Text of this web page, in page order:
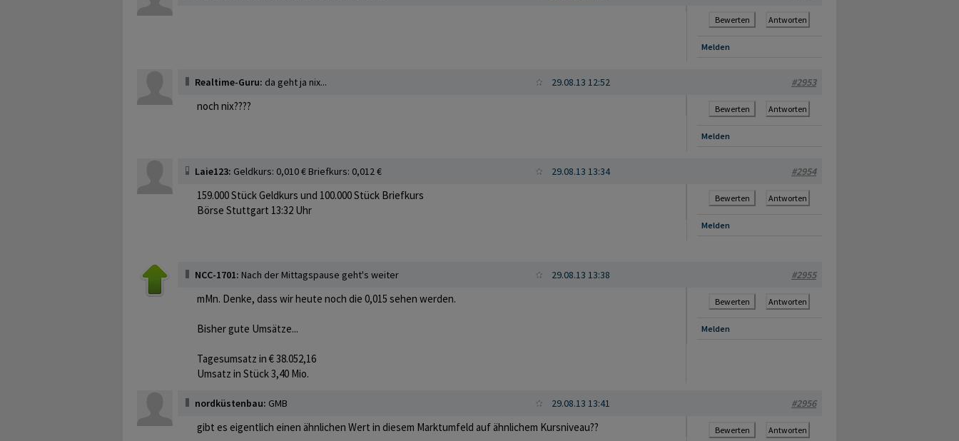
Bewerten Antworten
Melden
Realtime-Guru: da geht ja nix... 29.08.13 12:52 #2953
noch nix???? Bewerten Antworten
Melden
Laie123: Geldkurs: 0,010 € Briefkurs: 0,012 € 29.08.13 13:34 #2954
159.000 Stück Geldkurs und 100.000 Stück Briefkurs
Börse Stuttgart 13:32 Uhr
Bewerten Antworten
Melden
NCC-1701: Nach der Mittagspause geht's weiter 29.08.13 13:38 #2955
mMn. Denke, dass wir heute noch die 0,015 sehen werden.
Bisher gute Umsätze...
Tagesumsatz in € 38.052,16
Umsatz in Stück 3,40 Mio.
Bewerten Antworten
Melden
nordküstenbau: GMB 29.08.13 13:41 #2956
gibt es eigentlich einen ähnlichen Wert in diesem Marktumfeld auf ähnlichem Kursniveau?? Bewerten Antworten